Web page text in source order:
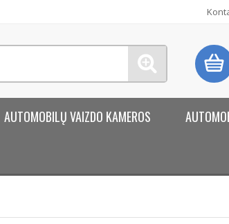
AUTOMOBILŲ VAIZDO KAMEROS